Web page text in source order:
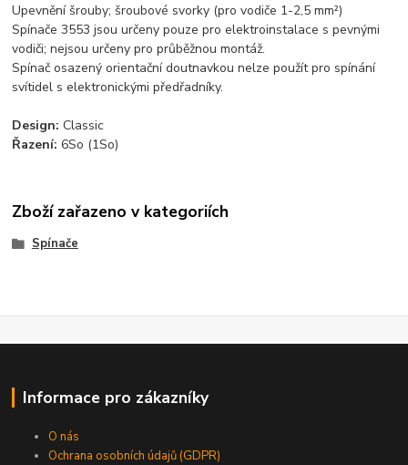
Upevnění šrouby; šroubové svorky (pro vodiče 1-2,5 mm²)
Spínače 3553 jsou určeny pouze pro elektroinstalace s pevnými
vodiči; nejsou určeny pro průběžnou montáž.
Spínač osazený orientační doutnavkou nelze použít pro spínání
svítidel s elektronickými předřadníky.
Design: Classic
Řazení: 6So (1So)
Zboží zařazeno v kategoriích
Spínače
Informace pro zákazníky
O nás
Ochrana osobních údajů (GDPR)